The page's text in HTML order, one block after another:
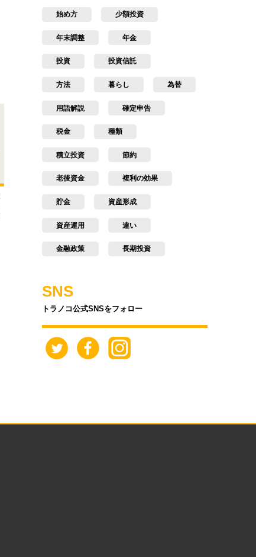
始め方 少額投資
年末調整 年金
投資 投資信託
方法 暮らし 為替
用語解説 確定申告
税金 種類
積立投資 節約
老後資金 複利の効果
貯金 資産形成
資産運用 違い
金融政策 長期投資
SNS
トラノコ公式SNSをフォロー